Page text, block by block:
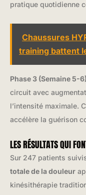
pratique quotidienne
Chaussures
training battent
Phase 3 (Semaine 5-
circuit avec
l’intensité maximale.
accélère la guérison
LES RÉSULTATS QUI
Sur 247 patients
totale de la douleur
kinésithérapie